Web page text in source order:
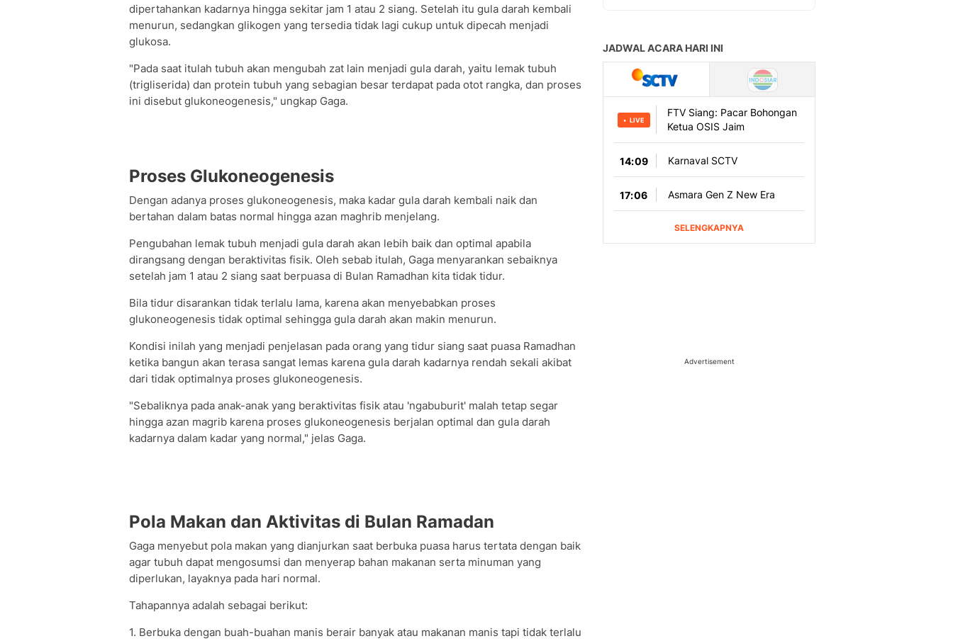
dipertahankan kadarnya hingga sekitar jam 1 atau 2 siang. Setelah itu gula darah kembali
menurun, sedangkan glikogen yang tersedia tidak lagi cukup untuk dipecah menjadi
glukosa.
"Pada saat itulah tubuh akan mengubah zat lain menjadi gula darah, yaitu lemak tubuh
(trigliserida) dan protein tubuh yang sebagian besar terdapat pada otot rangka, dan proses
ini disebut glukoneogenesis," ungkap Gaga.
Proses Glukoneogenesis
Dengan adanya proses glukoneogenesis, maka kadar gula darah kembali naik dan
bertahan dalam batas normal hingga azan maghrib menjelang.
Pengubahan lemak tubuh menjadi gula darah akan lebih baik dan optimal apabila
dirangsang dengan beraktivitas fisik. Oleh sebab itulah, Gaga menyarankan sebaiknya
setelah jam 1 atau 2 siang saat berpuasa di Bulan Ramadhan kita tidak tidur.
Bila tidur disarankan tidak terlalu lama, karena akan menyebabkan proses
glukoneogenesis tidak optimal sehingga gula darah akan makin menurun.
Kondisi inilah yang menjadi penjelasan pada orang yang tidur siang saat puasa Ramadhan
ketika bangun akan terasa sangat lemas karena gula darah kadarnya rendah sekali akibat
dari tidak optimalnya proses glukoneogenesis.
"Sebaliknya pada anak-anak yang beraktivitas fisik atau 'ngabuburit' malah tetap segar
hingga azan magrib karena proses glukoneogenesis berjalan optimal dan gula darah
kadarnya dalam kadar yang normal," jelas Gaga.
Pola Makan dan Aktivitas di Bulan Ramadan
Gaga menyebut pola makan yang dianjurkan saat berbuka puasa harus tertata dengan baik
agar tubuh dapat mengosumsi dan menyerap bahan makanan serta minuman yang
diperlukan, layaknya pada hari normal.
Tahapannya adalah sebagai berikut:
1. Berbuka dengan buah-buahan manis berair banyak atau makanan manis tapi tidak terlalu
Advertisement